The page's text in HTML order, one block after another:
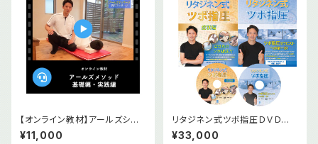
【オンライン教材】アールズシニ
アメソッド基礎編＆実践編 2本セ
ット
¥11,000
リタジネン式ツボ指圧ＤＶＤ版２
本セット＆オンライン版（小冊子
１冊付）
¥33,000